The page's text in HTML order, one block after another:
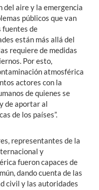
del aire y la emergencia
públicos que van
fuentes de
están más allá del
requiere de medidas
Por esto,
atmosférica
actores con la
de quienes se
de aportar al
de los países”.
representantes de la
y
fueron capaces de
dando cuenta de las
civil y las autoridades